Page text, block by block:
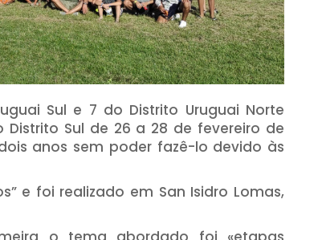
Sul e 7 do Distrito Uruguai Norte
Sul de 26 a 28 de fevereiro de
anos sem poder fazê-lo devido às
e foi realizado em San Isidro Lomas,